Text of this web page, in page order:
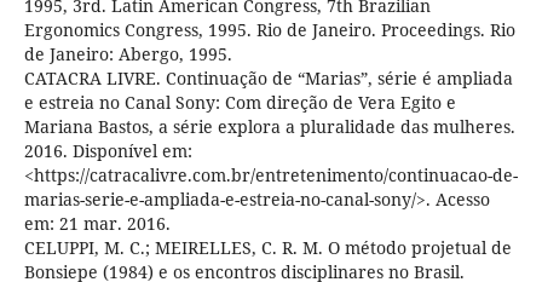
1995, 3rd. Latin American Congress, 7th Brazilian
Ergonomics Congress, 1995. Rio de Janeiro. Proceedings. Rio
de Janeiro: Abergo, 1995.
CATACRA LIVRE. Continuação de “Marias”, série é ampliada
e estreia no Canal Sony: Com direção de Vera Egito e
Mariana Bastos, a série explora a pluralidade das mulheres.
2016. Disponível em:
<https://catracalivre.com.br/entretenimento/continuacao-de-
marias-serie-e-ampliada-e-estreia-no-canal-sony/>. Acesso
em: 21 mar. 2016.
CELUPPI, M. C.; MEIRELLES, C. R. M. O método projetual de
Bonsiepe (1984) e os encontros disciplinares no Brasil.